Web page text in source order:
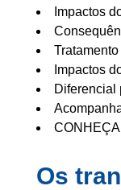
Impactos
Impactos
Diferencial
Os